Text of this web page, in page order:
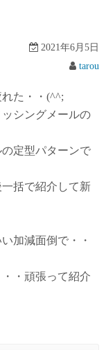
2021年6月5日
tarou
た・・(^^;
シングメールの
定型パターンで
括で紹介して新
加減面倒で・・
・頑張って紹介